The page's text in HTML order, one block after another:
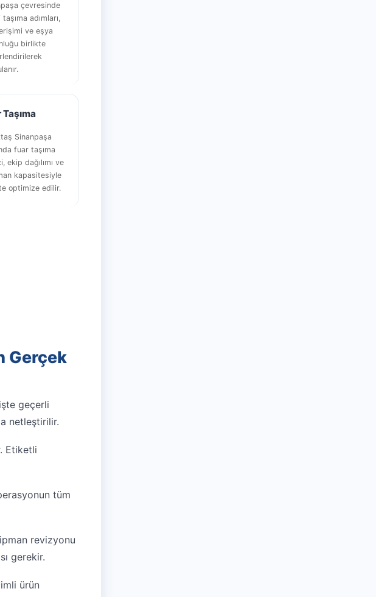
çevresinde
adımları,
ve eşya
birlikte
Taşıma
Sinanpaşa
fuar taşıma
ekip dağılımı ve
kapasitesiyle
optimize edilir.
Gerçek
geçerli
netleştirilir.
Etiketli
tüm
revizyonu
gerekir.
ürün